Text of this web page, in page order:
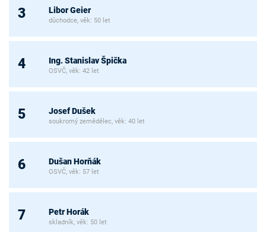
3 Libor Geier
důchodce, věk: 50 let
4 Ing. Stanislav Špička
OSVČ, věk: 42 let
5 Josef Dušek
soukromý zemědělec, věk: 40 let
6 Dušan Horňák
OSVČ, věk: 57 let
7 Petr Horák
skladník, věk: 50 let